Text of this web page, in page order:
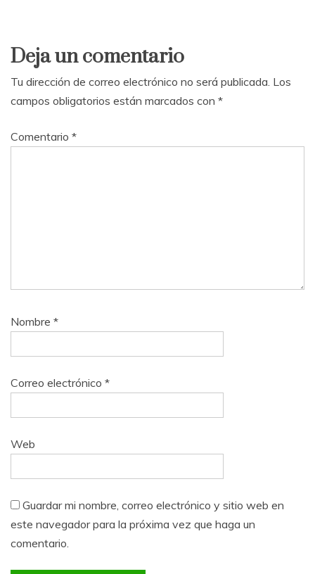
Deja un comentario
Tu dirección de correo electrónico no será publicada. Los
campos obligatorios están marcados con *
Comentario *
Nombre *
Correo electrónico *
Web
Guardar mi nombre, correo electrónico y sitio web en
este navegador para la próxima vez que haga un
comentario.